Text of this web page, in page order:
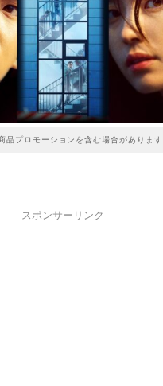
品プロモーションを含む場合があります
スポンサーリンク